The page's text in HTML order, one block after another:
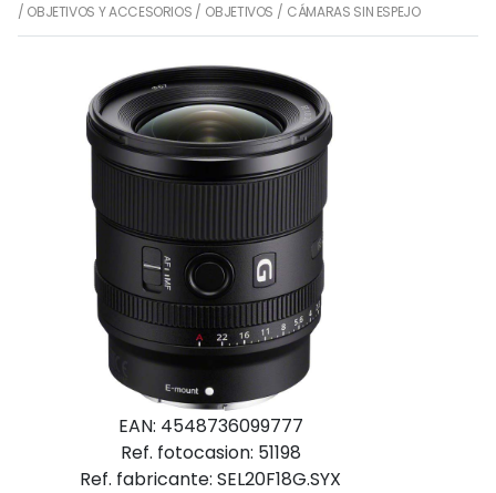
/ OBJETIVOS Y ACCESORIOS / OBJETIVOS / CÁMARAS SIN ESPEJO
EAN: 4548736099777
Ref. fotocasion: 51198
Ref. fabricante: SEL20F18G.SYX